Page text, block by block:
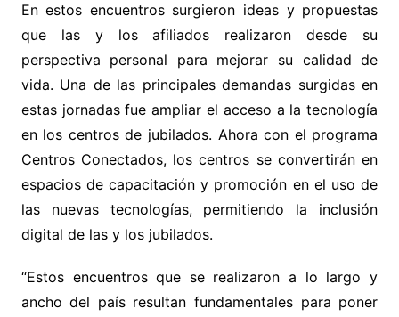
En estos encuentros surgieron ideas y propuestas
que las y los afiliados realizaron desde su
perspectiva personal para mejorar su calidad de
vida. Una de las principales demandas surgidas en
estas jornadas fue ampliar el acceso a la tecnología
en los centros de jubilados. Ahora con el programa
Centros Conectados, los centros se convertirán en
espacios de capacitación y promoción en el uso de
las nuevas tecnologías, permitiendo la inclusión
digital de las y los jubilados.
“Estos encuentros que se realizaron a lo largo y
ancho del país resultan fundamentales para poner